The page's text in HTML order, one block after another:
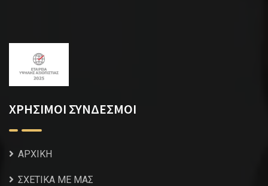
ΧΡΗΣΙΜΟΙ ΣΥΝΔΕΣΜΟΙ
ΑΡΧΙΚΗ
ΣΧΕΤΙΚΑ ΜΕ ΜΑΣ